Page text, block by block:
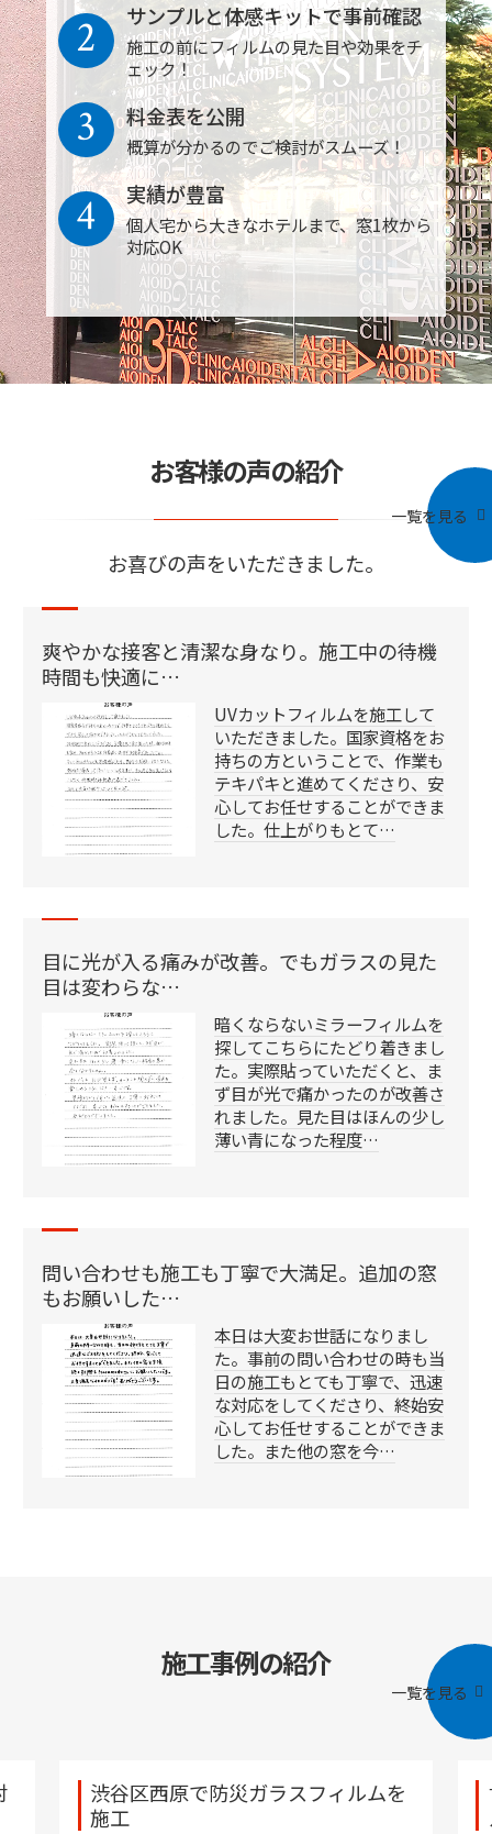
サンプルと体感キットで事前確認
施工の前にフィルムの見た目や効果をチ
ェック！
2
料金表を公開
概算が分かるのでご検討がスムーズ！
3
実績が豊富
個人宅から大きなホテルまで、窓1枚から
対応OK
4
お客様の声の紹介
お喜びの声をいただきました。
一覧を見る
爽やかな接客と清潔な身なり。施工中の待機
時間も快適に…
UVカットフィルムを施工して
いただきました。国家資格をお
持ちの方ということで、作業も
テキパキと進めてくださり、安
心してお任せすることができま
した。仕上がりもとて…
目に光が入る痛みが改善。でもガラスの見た
目は変わらな…
暗くならないミラーフィルムを
探してこちらにたどり着きまし
た。実際貼っていただくと、ま
ず目が光で痛かったのが改善さ
れました。見た目はほんの少し
薄い青になった程度…
問い合わせも施工も丁寧で大満足。追加の窓
もお願いした…
本日は大変お世話になりまし
た。事前の問い合わせの時も当
日の施工もとても丁寧で、迅速
な対応をしてくださり、終始安
心してお任せすることができま
した。また他の窓を今…
施工事例の紹介
一覧を見る
渋谷区西原で防災ガラスフィルムを
施工